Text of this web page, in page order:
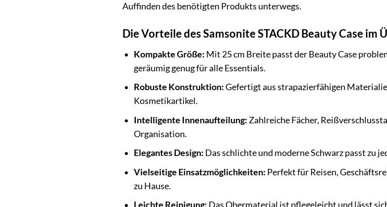
Auffinden des benötigten Produkts unterwegs.
Die Vorteile des Samsonite STACKD Beauty Case im
Kompakte Größe: Mit 25 cm Breite passt der Beauty Case
geräumig genug für alle Essentials.
Robuste Konstruktion:Gefertigt aus strapazierfähigen
Kosmetikartikel.
Intelligente Innenaufteilung: Zahlreiche Fächer,
Organisation.
Elegantes Design: Das schlichte und moderne Schwarz passt zu
Vielseitige Einsatzmöglichkeiten: Perfekt für Reisen,
zu Hause.